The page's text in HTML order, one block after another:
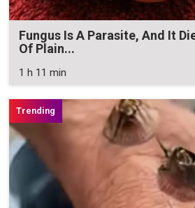
Fungus Is A Parasite, And It
Of Plain...
1 h 11 min